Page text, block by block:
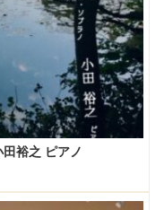
裕之 ピアノ